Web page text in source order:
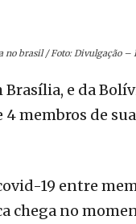
no brasil / Foto: Divulgação –
e da
membros de
19 entre
chega no